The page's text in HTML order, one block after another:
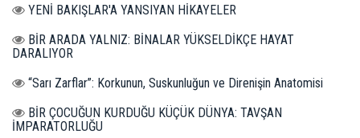
YENİ BAKIŞLAR'A YANSIYAN HİKAYELER
BİR ARADA YALNIZ: BİNALAR YÜKSELDİKÇE HAYAT
DARALIYOR
“Sarı Zarflar”: Korkunun, Suskunluğun ve Direnişin Anatomisi
BİR ÇOCUĞUN KURDUĞU KÜÇÜK DÜNYA: TAVŞAN
İMPARATORLUĞU